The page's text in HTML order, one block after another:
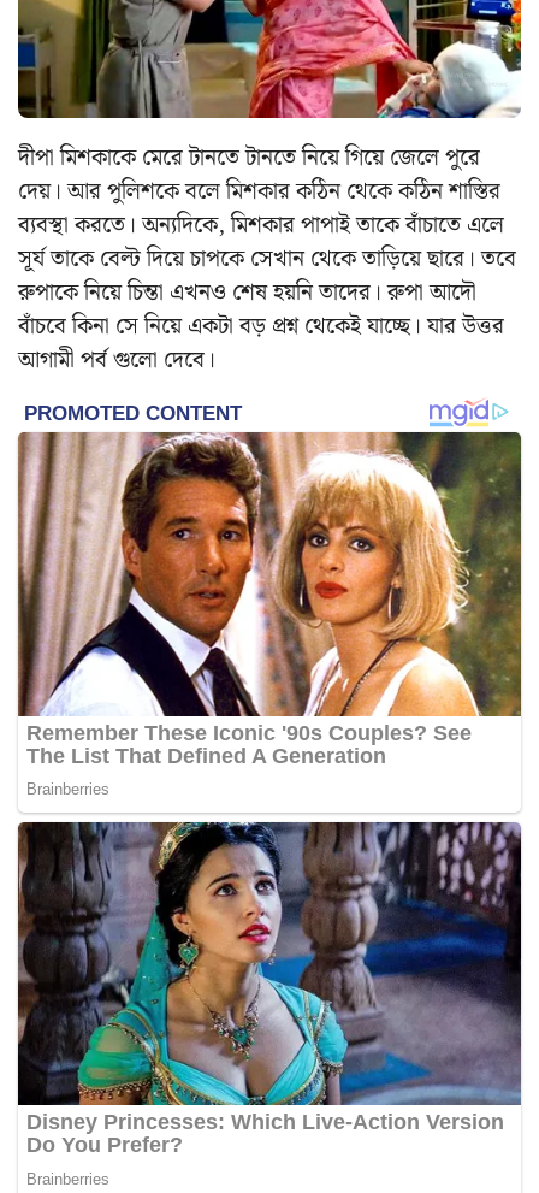
দীপা মিশকাকে মেরে টানতে টানতে নিয়ে গিয়ে জেলে পুরে
দেয়। আর পুলিশকে বলে মিশকার কঠিন থেকে কঠিন শাস্তির
ব্যবস্থা করতে। অন্যদিকে, মিশকার পাপাই তাকে বাঁচাতে এলে
সূর্য তাকে বেল্ট দিয়ে চাপকে সেখান থেকে তাড়িয়ে ছারে। তবে
রুপাকে নিয়ে চিন্তা এখনও শেষ হয়নি তাদের। রুপা আদৌ
বাঁচবে কিনা সে নিয়ে একটা বড় প্রশ্ন থেকেই যাচ্ছে। যার উত্তর
আগামী পর্ব গুলো দেবে।